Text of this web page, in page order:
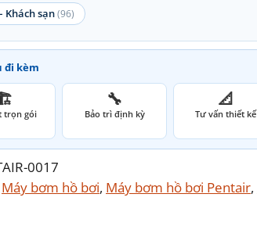
Khách sạn(96)
đi kèm
trọn gói
🔧
Bảo trì định kỳ
📐
Tư vấn thiết kế
0017
Máy bơm hồ bơi, Máy bơm hồ bơi Pentair,